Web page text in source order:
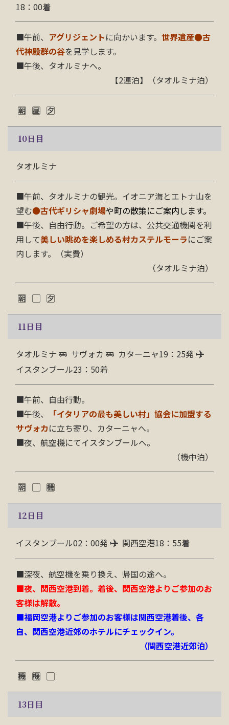
18：00着
■午前、 アグリジェントに向かいます。 世界遺産●古
代神殿群の谷を見学します。
■午後、タオルミナへ。
【2連泊】（タオルミナ泊）
10日目
タオルミナ
■午前、タオルミナの観光。イオニア海とエトナ山を
望む●古代ギリシャ劇場や町の散策にご案内します。
■午後、自由行動。ご希望の方は、公共交通機関を利
用して美しい眺めを楽しめる村カステルモーラにご案
内します。（実費）
（タオルミナ泊）
11日目
タオルミナ サヴォカ
カターニャ19：25発
イスタンブール23：50着
■午前、自由行動。
■午後、
「イタリアの最も美しい村」協会に加盟する
サヴォカに立ち寄り、カターニャへ。
■夜、航空機にてイスタンブールへ。
（機中泊）
12日目
イスタンブール02：00発 関西空港18：55着
■深夜、航空機を乗り換え、帰国の途へ。
■夜、関西空港到着。着後、関西空港よりご参加のお
客様は解散。
■福岡空港よりご参加のお客様は関西空港着後、各
自、関西空港近郊のホテルにチェックイン。
（関西空港近郊泊）
13日目